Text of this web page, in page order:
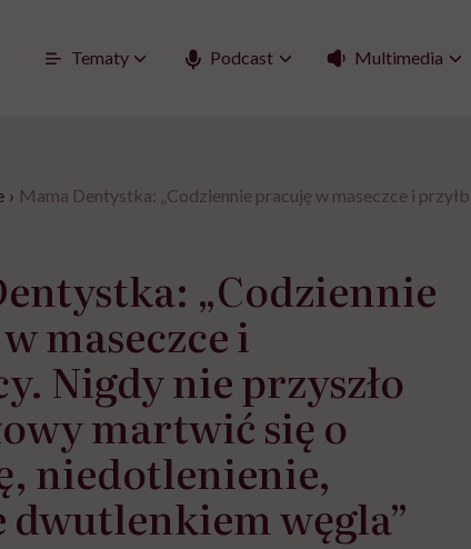
Tematy Podcast Multimedia
› Mama Dentystka: „Codziennie pracuję w maseczce i
„Codziennie
maseczce i
Nigdy nie przyszło
martwić się o
niedotlenienie,
węgla”